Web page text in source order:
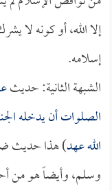
إلا الله، أو كونه لا
إسلامه.
الشبهة الثانية: حديث
الصلوات أن يدخله
الله عهد) هذا حديث
وسلم، وأيضاً هو من